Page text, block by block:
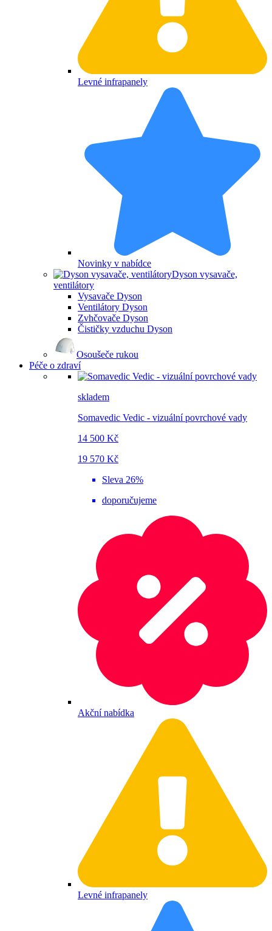
Levné infrapanely
Novinky v nabídce
Dyson vysavače,
ventilátory
Vysavače Dyson
Ventilátory Dyson
Zvhčovače Dyson
Čističky vzduchu Dyson
Osoušeče rukou
Péče o zdraví
skladem
Somavedic Vedic - vizuální povrchové vady
14 500 Kč
19 570 Kč
Sleva 26%
doporučujeme
Akční nabídka
Levné infrapanely